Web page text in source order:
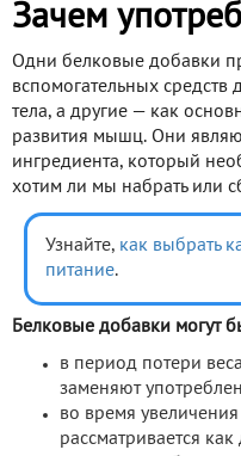
Зачем
Одни белковые добавки
вспомогательных
тела, а другие — как
развития мышц. Они
ингредиента, который
хотим ли мы набрать или
Узнайте, как выбрать
питание.
Белковые добавки могут
в период потери
заменяют
во время увеличения
рассматривается